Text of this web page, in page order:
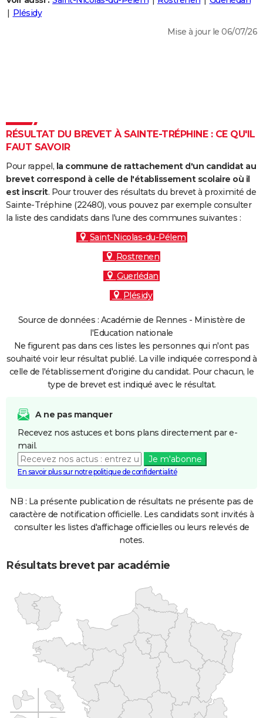
Destinations
City break
Voyage nature
Voyage de noces
Forum
Climat
PHOTO
Dictionnaire
Biographies
Citations
Expressions
Proverbes
PROGRAMME TV
S'inscrire
Se connecter
Lycées
Collèges
Primaires
Universités
Entreprises
Service militaire
Avis de recherche
AVIS DE DÉCÈS
FORUM
Plésidy
Mise à jour le 06/07/26
RÉSULTAT DU BREVET À SAINTE-TRÉPHINE : CE QU'IL
FAUT SAVOIR
Pour rappel, la commune de rattachement d'un candidat au
brevet correspond à celle de l'établissement scolaire où il
est inscrit. Pour trouver des résultats du brevet à proximité de
Sainte-Tréphine (22480), vous pouvez par exemple consulter
la liste des candidats dans l'une des communes suivantes :
Saint-Nicolas-du-Pélem
Rostrenen
Guerlédan
Plésidy
Source de données : Académie de Rennes - Ministère de
l'Education nationale
Ne figurent pas dans ces listes les personnes qui n'ont pas
souhaité voir leur résultat publié. La ville indiquée correspond à
celle de l'établissement d'origine du candidat. Pour chacun, le
type de brevet est indiqué avec le résultat.
A ne pas manquer
Recevez nos astuces et bons plans directement par e-
mail.
Je m'abonne
En savoir plus sur notre politique de confidentialité
NB : La présente publication de résultats ne présente pas de
caractère de notification officielle. Les candidats sont invités à
consulter les listes d'affichage officielles ou leurs relevés de
notes.
Résultats brevet par académie